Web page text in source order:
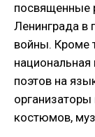
посвященные
Ленинграда в
войны. Кроме
поэтов на
организаторы
костюмов,